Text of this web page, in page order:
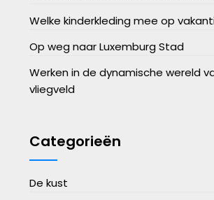
Welke kinderkleding mee op
Op weg naar Luxemburg Stad
Werken in de dynamische wereld
vliegveld
Categorieën
De kust